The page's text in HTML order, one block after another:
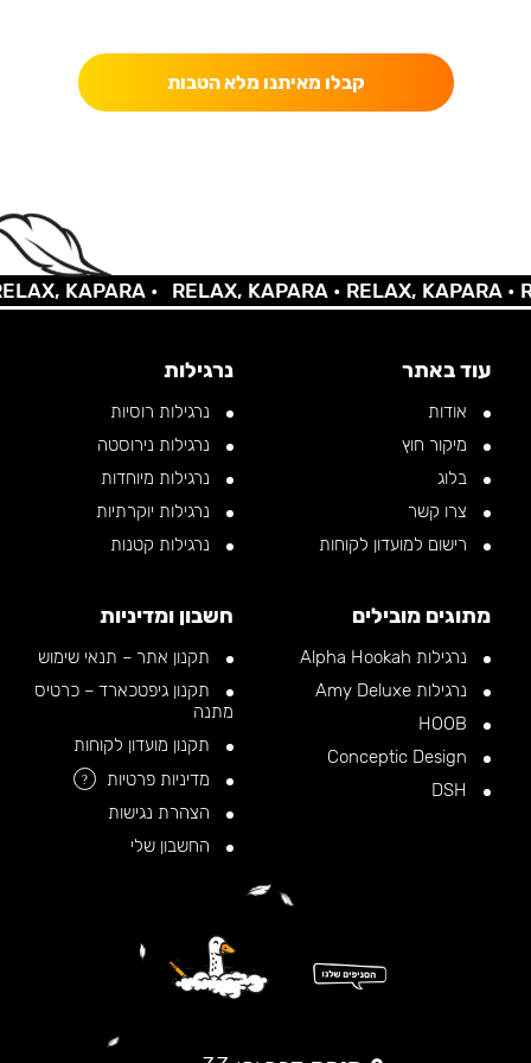
קבלו מאיתנו מלא הטבות
KAPARA • RELAX, KAPARA •RELAX, KAPARA •
עוד באתר
אודות
מיקור חוץ
בלוג
צרו קשר
רישום למועדון לקוחות
נרגילות
נרגילות רוסיות
נרגילות נירוסטה
נרגילות מיוחדות
נרגילות יוקרתיות
נרגילות קטנות
מתוגים מובילים
נרגילות Alpha Hookah
נרגילות Amy Deluxe
חשבון ומדיניות
תקנון אתר – תנאי שימוש
תקנון גיפטכארד – כרטיס
מתנה
תקנון מועדון לקוחות
מדיניות פרטיות
?
הצהרת נגישות
החשבון שלי